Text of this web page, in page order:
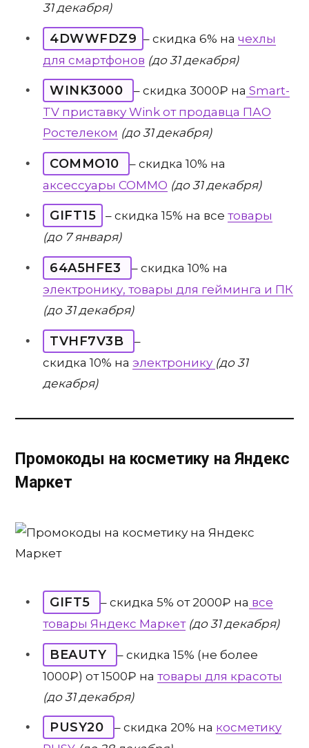
31 декабря)
4DWWFDZ9 – скидка 6% на чехлы
для смартфонов (до 31 декабря)
WINK3000 – скидка 3000₽ на Smart-
TV приставку Wink от продавца ПАО
Ростелеком (до 31 декабря)
COMMO10
– скидка 10% на
аксессуары COMMO (до 31 декабря)
GIFT15 – скидка 15% на все товары
(до 7 января)
64A5HFE3
– скидка 10% на
электронику, товары для гейминга и ПК
(до 31 декабря)
TVHF7V3B
–
скидка 10% на электронику (до 31
декабря)
Промокоды на косметику на Яндекс
Маркет
GIFT5 – скидка 5% от 2000₽ на все
товары Яндекс Маркет (до 31 декабря)
BEAUTY
– скидка 15% (не более
1000₽) от 1500₽ на товары для красоты
(до 31 декабря)
PUSY20 – скидка 20% на косметику